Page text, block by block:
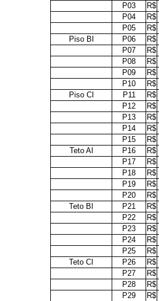
P03
R$
P04
R$
P05
R$
Piso BI
P06 R$
P07
R$
P08
R$
P09
R$
P10
R$
Piso CI
P11 R$
P12
R$
P13
R$
P14
R$
P15
R$
Teto AI
P16 R$
P17
R$
P18
R$
P19
R$
P20
R$
Teto BI
P21 R$
P22
R$
P23
R$
P24
R$
P25
R$
Teto CI
P26 R$
P27
R$
P28
R$
P29
R$